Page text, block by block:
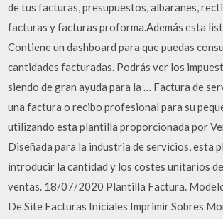
de tus facturas, presupuestos, albaranes,
facturas y facturas proforma.Además esta
Contiene un dashboard para que puedas
cantidades facturadas. Podrás ver los
siendo de gran ayuda para la … Factura de
una factura o recibo profesional para su
utilizando esta plantilla proporcionada por
Diseñada para la industria de servicios, esta
introducir la cantidad y los costes unitarios
ventas. 18/07/2020 Plantilla Factura.
De Site Facturas Iniciales Imprimir Sobres